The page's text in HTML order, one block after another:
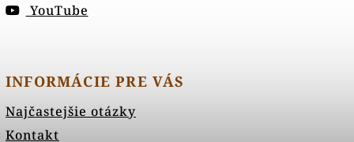
YouTube
INFORMÁCIE PRE VÁS
Najčastejšie otázky
Kontakt